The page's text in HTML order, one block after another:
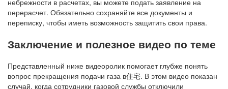
перерасчет. Обязательно сохраняйте все документы и
переписку, чтобы иметь возможность защитить свои права.
Заключение и полезное видео по теме
Представленный ниже видеоролик помогает глубже понять
вопрос прекращения подачи газа в住宅. В этом видео показан
случай, когда сотрудники газовой службы отключили